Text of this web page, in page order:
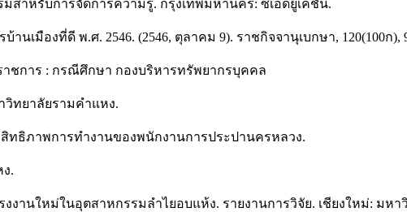
สำหรับการจัดการความรู้. กรุงเทพมหานคร: ซีเอ็ดยูเคชั่น.
เมืองที่ดี พ.ศ. 2546. (2546, ตุลาคม 9). ราชกิจจานุเบกษา, 120(100ก),
ชการ : กรณีศึกษา กองบริหารทรัพยากรบุคคล
วิทยาลัยรามคำแหง.
ทธิภาพการทำงานของพนักงานการประปานครหลวง.
.
านใหม่ในอุตสาหกรรมลำไยอบแห้ง. รายงานการวิจัย. เชียงใหม่: มหา